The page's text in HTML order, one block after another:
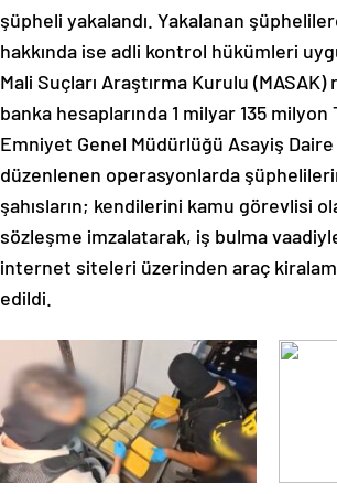
şüpheli yakalandı. Yakalanan
hakkında ise adli kontrol hükümleri
Mali Suçları Araştırma Kurulu
banka hesaplarında 1 milyar 135
Emniyet Genel Müdürlüğü Asayiş Daire
düzenlenen operasyonlarda
şahısların; kendilerini kamu görevlisi
sözleşme imzalatarak, iş bulma
internet siteleri üzerinden araç
edildi.